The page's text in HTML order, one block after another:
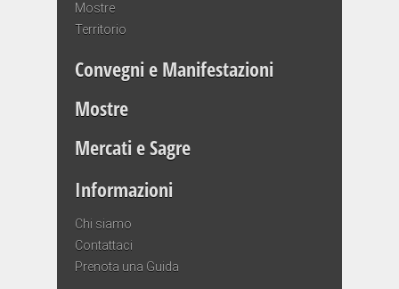
Mostre
Territorio
Convegni e Manifestazioni
Mostre
Mercati e Sagre
Informazioni
Chi siamo
Contattaci
Prenota una Guida